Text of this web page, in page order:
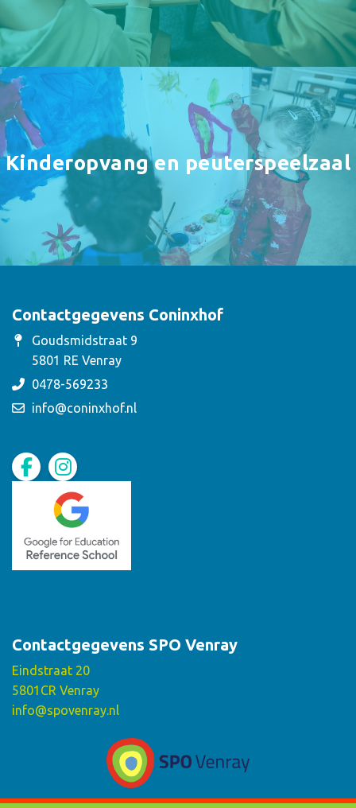
Kinderopvang en peuterspeelzaal
Contactgegevens Coninxhof
Goudsmidstraat 9
5801 RE Venray
0478-569233
info@coninxhof.nl
Contactgegevens SPO Venray
Eindstraat 20
5801CR Venray
info@spovenray.nl